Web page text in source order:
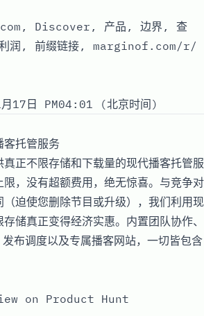
Discover, 产品, 边界, 查
润, 前缀链接, marginof.com/r/
月17日 PM04:01 (北京时间)
客托管服务
真正不限存储和下载量的现代播客托管服
，没有超额费用，绝无惊喜。与竞争对
迫使您删除节目或升级），我们利用现
储真正变得经济实惠。内置团队协作、
布调度以及专属播客网站，一切皆包含
on Product Hunt